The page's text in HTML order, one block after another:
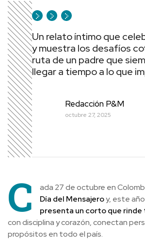
Un relato íntimo que
y muestra los desafíos
ruta de un padre que
llegar a tiempo a lo que
Redacción P&M
octubre 27, 2025
C
ada 27 de octubre en
Día del Mensajeroy, este
presenta un corto que
con disciplina y corazón, conectan
propósitos en todo el país.